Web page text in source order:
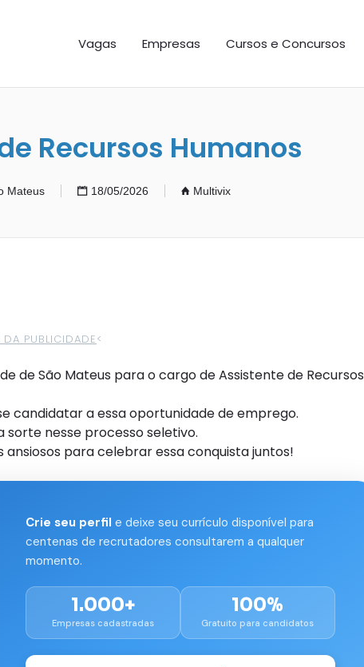
Vagas Empresas Cursos e Concursos
Recursos Humanos
Mateus 18/05/2026 Multivix
PUBLICIDADE<
de São Mateus para o cargo de Assistente de Recursos
candidatar a essa oportunidade de emprego.
sorte nesse processo seletivo.
para celebrar essa conquista juntos!
Crie seu perfil e deixe seu currículo disponível para
centenas de recrutadores consultarem a qualquer
momento.
1.000+
Empresas cadastradas
100%
Gratuito para candidatos